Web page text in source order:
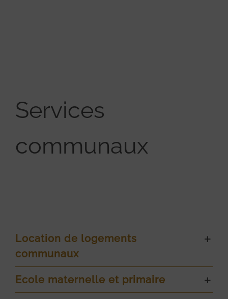
Services
communaux
Location de logements
communaux
Ecole maternelle et primaire